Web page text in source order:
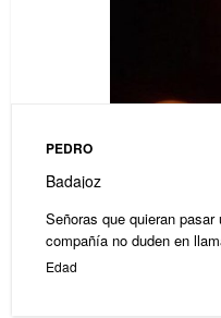
PEDRO
Badajoz
Señoras que quieran
compañía no duden en
Edad